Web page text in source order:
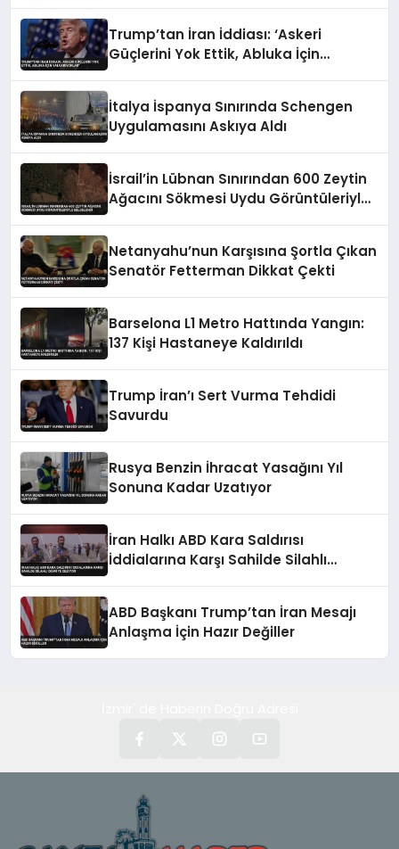
Trump’tan İran İddiası: ‘Askeri
Güçlerini Yok Ettik, Abluka İçin
İtalya İspanya Sınırında Schengen
Uygulamasını Askıya Aldı
İsrail’in Lübnan Sınırından 600 Zeytin
Ağacını Sökmesi Uydu Görüntüleriyle
Netanyahu’nun Karşısına Şortla Çıkan
Senatör Fetterman Dikkat Çekti
Barselona L1 Metro Hattında Yangın:
137 Kişi Hastaneye Kaldırıldı
Trump İran’ı Sert Vurma Tehdidi
Savurdu
Rusya Benzin İhracat Yasağını Yıl
Sonuna Kadar Uzatıyor
İran Halkı ABD Kara Saldırısı
İddialarına Karşı Sahilde Silahlı
ABD Başkanı Trump’tan İran Mesajı
Anlaşma İçin Hazır Değiller